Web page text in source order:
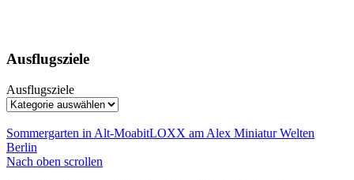
Ausflugsziele
Ausflugsziele
Sommergarten in Alt-MoabitLOXX am Alex Miniatur Welten
Berlin
Nach oben scrollen